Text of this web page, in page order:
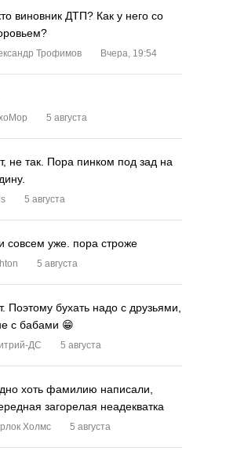
виновник ДТП? Как у него со
Трофимов Вчера, 19:54
5 августа
не так. Пора пинком под зад на
5 августа
совсем уже. пора строже
5 августа
Поэтому бухать надо с друзьями,
с бабами 😁
ДС 5 августа
хоть фамилию написали,
загорелая неадекватка
Холмс 5 августа